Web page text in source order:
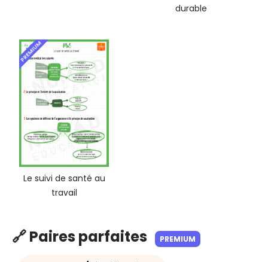
durable
PREMIUM
Le suivi de santé au
travail
🔗 Paires parfaites PREMIUM